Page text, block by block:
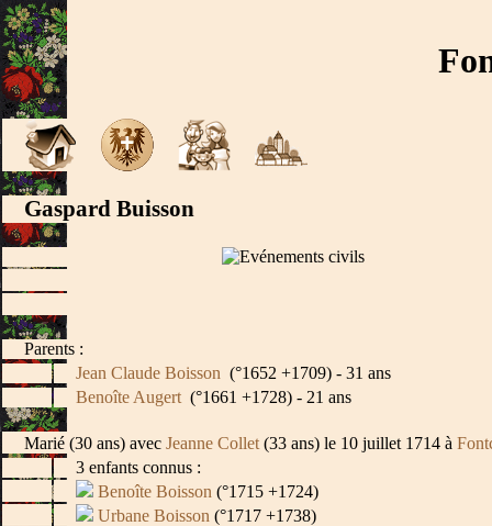
Gaspard Buisson
Parents :
Jean Claude Boisson (°1652 +1709) - 31 ans
Benoîte Augert (°1661 +1728) - 21 ans
Marié (30 ans) avec Jeanne Collet (33 ans) le 10 juillet 1714 à
3 enfants connus :
Benoîte Boisson (°1715 +1724)
Urbane Boisson (°1717 +1738)